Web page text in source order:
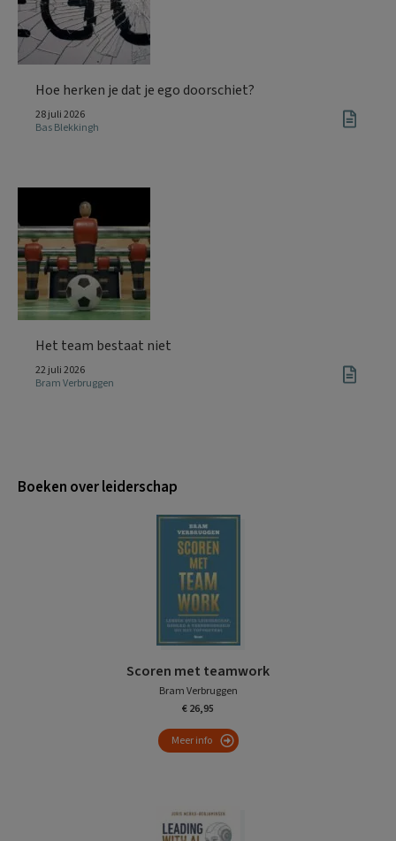
Hoe herken je dat je ego doorschiet?
28 juli 2026
Bas Blekkingh
Het team bestaat niet
22 juli 2026
Bram Verbruggen
Boeken over leiderschap
Scoren met teamwork
Bram Verbruggen
€ 26,95
Meer info